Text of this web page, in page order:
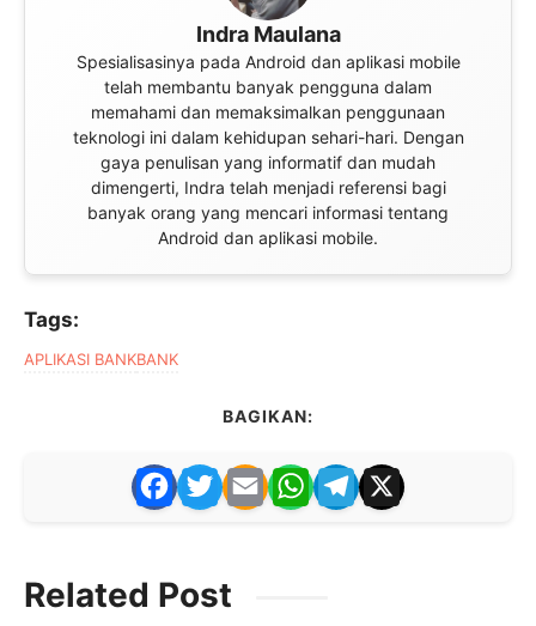
Indra Maulana
Spesialisasinya pada Android dan aplikasi mobile
telah membantu banyak pengguna dalam
memahami dan memaksimalkan penggunaan
teknologi ini dalam kehidupan sehari-hari. Dengan
gaya penulisan yang informatif dan mudah
dimengerti, Indra telah menjadi referensi bagi
banyak orang yang mencari informasi tentang
Android dan aplikasi mobile.
Tags:
APLIKASI BANKBANK
BAGIKAN:
F
a
e
T
w
er
E
m
l
W
h
T
el
X
Related Post